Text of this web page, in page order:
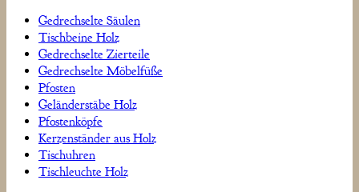
Gedrechselte Säulen
Tischbeine Holz
Gedrechselte Zierteile
Gedrechselte Möbelfüße
Pfosten
Geländerstäbe Holz
Pfostenköpfe
Kerzenständer aus Holz
Tischuhren
Tischleuchte Holz